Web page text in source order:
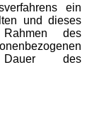
ein
und dieses
des
des